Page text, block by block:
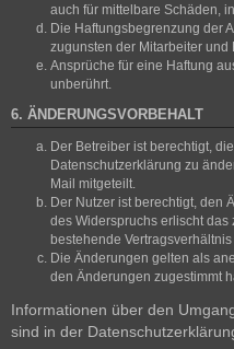
auch für mittelbare Schäden,
Die Haftungsbegrenzung der
zugunsten der Mitarbeiter und
Ansprüche für eine Haftung
unberührt.
6. ÄNDERUNGSVORBEHALT
Der Betreiber ist berechtigt,
Datenschutzerklärung zu
Mail mitgeteilt.
Der Nutzer ist berechtigt, den
des Widerspruchs erlischt
bestehende
Die Änderungen gelten als
den Änderungen zugestimmt
Informationen über den
sind in der